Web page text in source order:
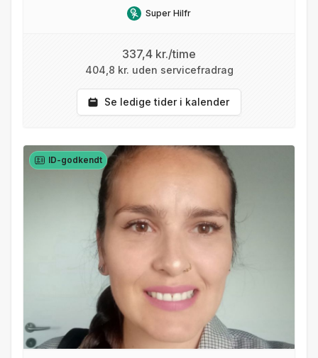
Super Hilfr
337,4 kr./time
404,8 kr. uden servicefradrag
Se ledige tider i kalender
ID-godkendt